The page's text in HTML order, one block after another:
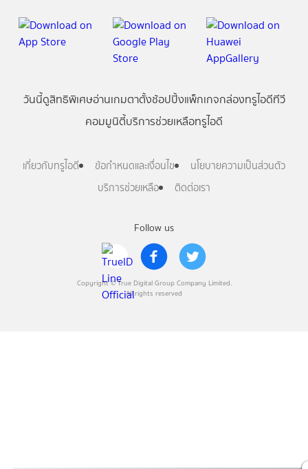
Follow us
Copyright © True Digital Group Company Limited.
All rights reserved
วันนี้ดูสิทธิพิเศษอ่านเกมตาตั้งช้อปปิ้งแพ็กเกจกล่องทรูไอดีทีวี
คอมมูนิตี้บริการช่วยเหลือทรูไอดี
เกี่ยวกับทรูไอดี ข้อกำหนดและเงื่อนไข
นโยบายความเป็นส่วนตัว
บริการช่วยเหลือ
ติดต่อเรา